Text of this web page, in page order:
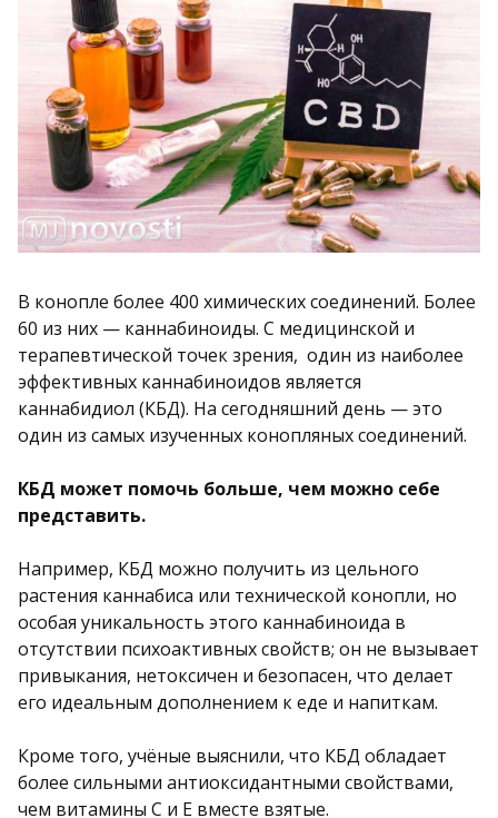
В конопле более 400 химических соединений. Более
60 из них — каннабиноиды. С медицинской и
терапевтической точек зрения, один из наиболее
эффективных каннабиноидов является
каннабидиол (КБД). На сегодняшний день — это
один из самых изученных конопляных соединений.
КБД может помочь больше, чем можно себе
представить.
Например, КБД можно получить из цельного
растения каннабиса или технической конопли, но
особая уникальность этого каннабиноида в
отсутствии психоактивных свойств; он не вызывает
привыкания, нетоксичен и безопасен, что делает
его идеальным дополнением к еде и напиткам.
Кроме того, учёные выяснили, что КБД обладает
более сильными антиоксидантными свойствами,
чем витамины С и Е вместе взятые.